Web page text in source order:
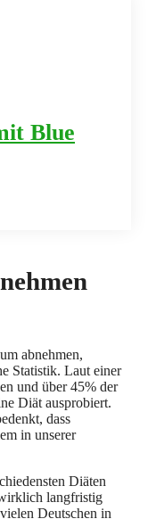
Blue
abnehmen,
Statistik. Laut einer
und über 45% der
Diät ausprobiert.
dass
in unserer
Diäten
langfristig
Deutschen in